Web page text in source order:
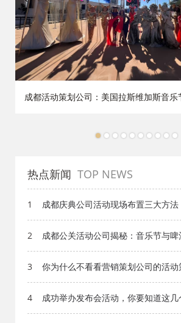
成都活动策划公司：美国拉斯维加斯音乐
5 6 7 8 9 10
热点新闻 TOP NEWS
1 成都庆典公司活动现场布置三大方
2
成都公关活动公司揭秘：音乐节与
3
你为什么不看看营销策划公司的活
4
成功举办发布会活动，你要知道这